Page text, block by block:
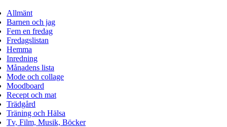
Allmänt
Barnen och jag
Fem en fredag
Fredagslistan
Hemma
Inredning
Månadens lista
Mode och collage
Moodboard
Recept och mat
Trädgård
Träning och Hälsa
Tv, Film, Musik, Böcker